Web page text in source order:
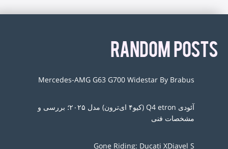
RANDOM POSTS
Mercedes-AMG G63 G700 Widestar By Brabus
آئودی Q4 etron (کیو۴ ای‌ترون) مدل ۲۰۲۵؛ بررسی و
مشخصات فنی
Gone Riding: Ducati XDiavel S